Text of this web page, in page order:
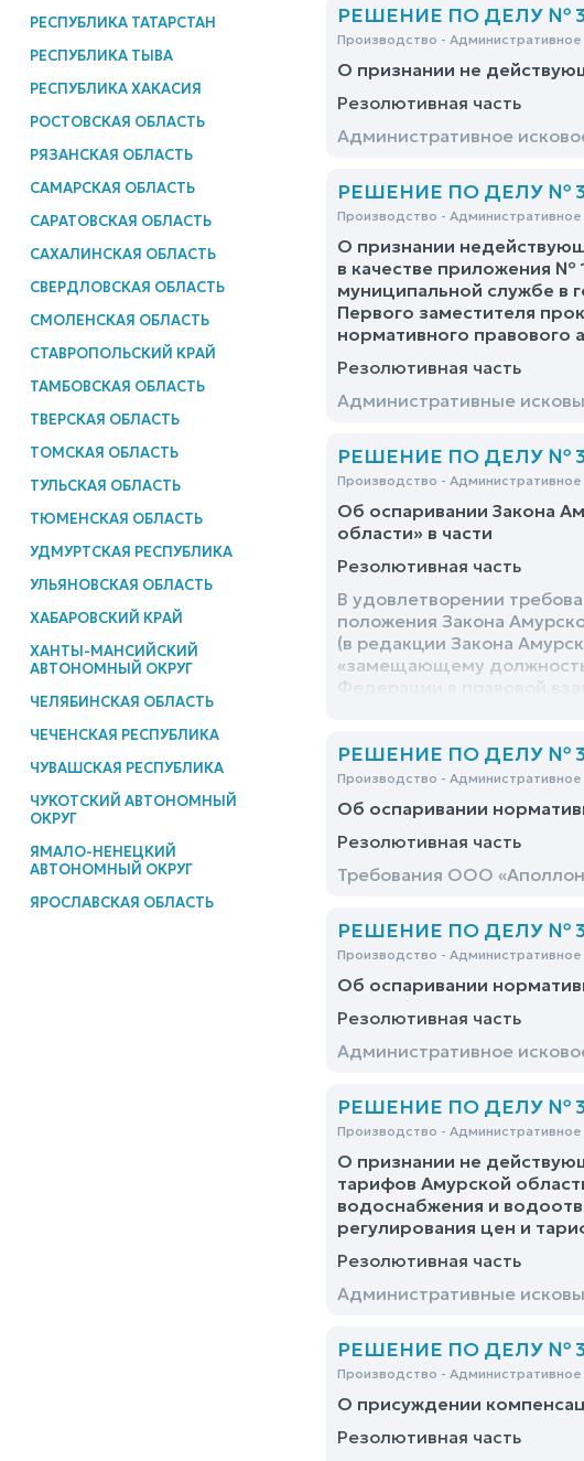
РЕСПУБЛИКА ТАТАРСТАН
РЕСПУБЛИКА ТЫВА
РЕСПУБЛИКА ХАКАСИЯ
РОСТОВСКАЯ ОБЛАСТЬ
РЯЗАНСКАЯ ОБЛАСТЬ
САМАРСКАЯ ОБЛАСТЬ
САРАТОВСКАЯ ОБЛАСТЬ
САХАЛИНСКАЯ ОБЛАСТЬ
СВЕРДЛОВСКАЯ ОБЛАСТЬ
СМОЛЕНСКАЯ ОБЛАСТЬ
СТАВРОПОЛЬСКИЙ КРАЙ
ТАМБОВСКАЯ ОБЛАСТЬ
ТВЕРСКАЯ ОБЛАСТЬ
ТОМСКАЯ ОБЛАСТЬ
ТУЛЬСКАЯ ОБЛАСТЬ
ТЮМЕНСКАЯ ОБЛАСТЬ
УДМУРТСКАЯ РЕСПУБЛИКА
УЛЬЯНОВСКАЯ ОБЛАСТЬ
ХАБАРОВСКИЙ КРАЙ
ХАНТЫ-МАНСИЙСКИЙ
АВТОНОМНЫЙ ОКРУГ
ЧЕЛЯБИНСКАЯ ОБЛАСТЬ
ЧЕЧЕНСКАЯ РЕСПУБЛИКА
ЧУВАШСКАЯ РЕСПУБЛИКА
ЧУКОТСКИЙ АВТОНОМНЫЙ
ОКРУГ
ЯМАЛО-НЕНЕЦКИЙ
АВТОНОМНЫЙ ОКРУГ
ЯРОСЛАВСКАЯ ОБЛАСТЬ
РЕШЕНИЕ ПО ДЕЛУ №
Производство - Административное
О признании не
Резолютивная часть
Административное
РЕШЕНИЕ ПО ДЕЛУ №
Производство - Административное
О признании
в качестве приложения
муниципальной службе в
Первого заместителя
нормативного правового
Резолютивная часть
Административные
РЕШЕНИЕ ПО ДЕЛУ №
Производство - Административное
Об оспаривании Закона
области» в части
Резолютивная часть
В удовлетворении
положения Закона
(в редакции Закона
«замещающему должность
Федерации в правовой
№ 528 «О некоторых
общих принципах
закона от 2 марта 2007
Федерального закона от
абзацем первым части 4
гражданской службе
РЕШЕНИЕ ПО ДЕЛУ №
Производство - Административное
Об оспаривании
Резолютивная часть
Требования ООО
РЕШЕНИЕ ПО ДЕЛУ №
Производство - Административное
Об оспаривании
Резолютивная часть
Административное
РЕШЕНИЕ ПО ДЕЛУ №
Производство - Административное
О признании не
тарифов Амурской
водоснабжения и
регулирования цен и
Резолютивная часть
Административные
РЕШЕНИЕ ПО ДЕЛУ №
Производство - Административное
О присуждении
Резолютивная часть